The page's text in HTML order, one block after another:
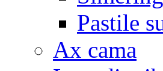
Pastile
Ax cama